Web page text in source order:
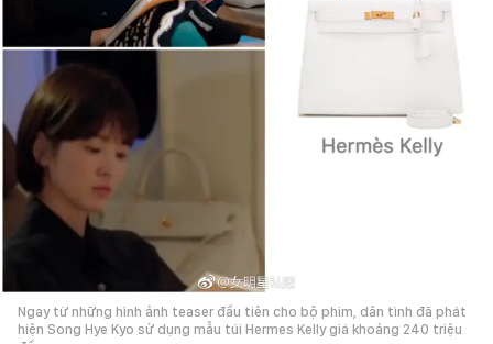
Ngay từ những hình ảnh teaser đầu tiên cho bộ phim, dân tình đã phát
hiện Song Hye Kyo sử dụng mẫu túi Hermes Kelly giá khoảng 240 triệu